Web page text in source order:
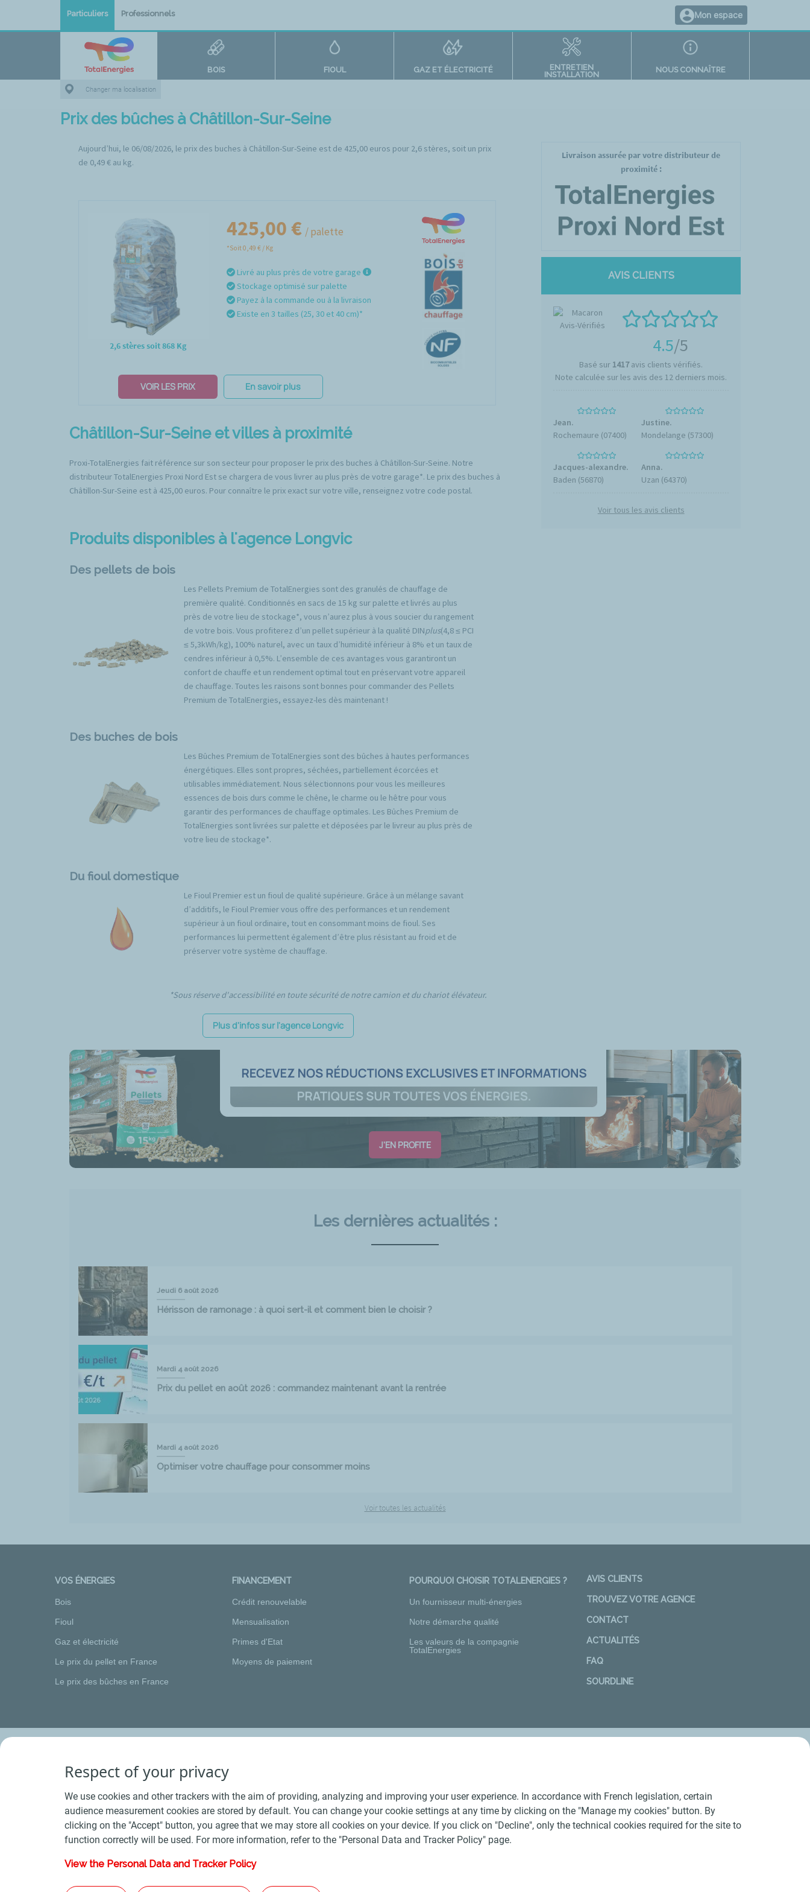
Particuliers Professionnels Mon espace
BOIS FIOUL GAZ ET ÉLECTRICITÉ
ENTRETIEN
INSTALLATION
NOUS CONNAÎTRE
Changer ma localisation
Prix des bûches à Châtillon-Sur-Seine
Aujourd’hui, le 06/08/2026, le prix des buches à Châtillon-Sur-Seine est de 425,00 euros pour 2,6 stères, soit un prix
de 0,49 € au kg.
2,6 stères soit 868 Kg
425,00 € / palette
*Soit 0,49 € / Kg
Livré au plus près de votre garage
Stockage optimisé sur palette
Payez à la commande ou à la livraison
Existe en 3 tailles (25, 30 et 40 cm)*
VOIR LES PRIX En savoir plus
Châtillon-Sur-Seine et villes à proximité
Proxi-TotalEnergies fait référence sur son secteur pour proposer le prix des buches à Châtillon-Sur-Seine. Notre
distributeur TotalEnergies Proxi Nord Est se chargera de vous livrer au plus près de votre garage*. Le prix des buches à
Châtillon-Sur-Seine est à 425,00 euros. Pour connaître le prix exact sur votre ville, renseignez votre code postal.
Produits disponibles à l'agence Longvic
Des pellets de bois
Les Pellets Premium de TotalEnergies sont des granulés de chauffage de
première qualité. Conditionnés en sacs de 15 kg sur palette et livrés au plus
près de votre lieu de stockage*, vous n’aurez plus à vous soucier du rangement
de votre bois. Vous profiterez d’un pellet supérieur à la qualité DINplus(4,8 ≤ PCI
≤ 5,3kWh/kg), 100% naturel, avec un taux d’humidité inférieur à 8% et un taux de
cendres inférieur à 0,5%. L’ensemble de ces avantages vous garantiront un
confort de chauffe et un rendement optimal tout en préservant votre appareil
de chauffage. Toutes les raisons sont bonnes pour commander des Pellets
Premium de TotalEnergies, essayez-les dès maintenant !
Des buches de bois
Les Bûches Premium de TotalEnergies sont des bûches à hautes performances
énergétiques. Elles sont propres, séchées, partiellement écorcées et
utilisables immédiatement. Nous sélectionnons pour vous les meilleures
essences de bois durs comme le chêne, le charme ou le hêtre pour vous
garantir des performances de chauffage optimales. Les Bûches Premium de
TotalEnergies sont livrées sur palette et déposées par le livreur au plus près de
votre lieu de stockage*.
Du fioul domestique
Le Fioul Premier est un fioul de qualité supérieure. Grâce à un mélange savant
d’additifs, le Fioul Premier vous offre des performances et un rendement
supérieur à un fioul ordinaire, tout en consommant moins de fioul. Ses
performances lui permettent également d’être plus résistant au froid et de
préserver votre système de chauffage.
*Sous réserve d'accessibilité en toute sécurité de notre camion et du chariot élévateur.
Plus d'infos sur l'agence Longvic
Livraison assurée par votre distributeur de
proximité :
AVIS CLIENTS
4.5/5
Basé sur 1417avis clients vérifiés.
Note calculée sur les avis des 12 derniers mois.
Jean.
Rochemaure (07400)
Justine.
Mondelange (57300)
Jacques-alexandre.
Baden (56870)
Anna.
Uzan (64370)
Voir tous les avis clients
J'EN PROFITE
Les dernières actualités :
Jeudi 6 août 2026
Hérisson de ramonage : à quoi sert-il et comment bien le choisir ?
Mardi 4 août 2026
Prix du pellet en août 2026 : commandez maintenant avant la rentrée
Mardi 4 août 2026
Optimiser votre chauffage pour consommer moins
Voir toutes les actualités
VOS ÉNERGIES
Bois
Fioul
Gaz et électricité
Le prix du pellet en France
Le prix des bûches en France
FINANCEMENT
Crédit renouvelable
Mensualisation
Primes d'Etat
Moyens de paiement
POURQUOI CHOISIR TOTALENERGIES ?
Un fournisseur multi-énergies
Notre démarche qualité
Les valeurs de la compagnie
TotalEnergies
AVIS CLIENTS
TROUVEZ VOTRE AGENCE
CONTACT
ACTUALITÉS
FAQ
SOURDLINE
Conditions Générales de Vente Bois - Conditions Générales de Vente Produits Pétroliers
Plan du site - Les sites de la compagnie TotalEnergies
Respect of your privacy
We use cookies and other trackers with the aim of providing, analyzing and improving your user experience. In accordance with French legislation, certain
audience measurement cookies are stored by default. You can change your cookie settings at any time by clicking on the "Manage my cookies" button. By
clicking on the "Accept" button, you agree that we may store all cookies on your device. If you click on "Decline", only the technical cookies required for the site to
function correctly will be used. For more information, refer to the "Personal Data and Tracker Policy" page.
View the Personal Data and Tracker Policy